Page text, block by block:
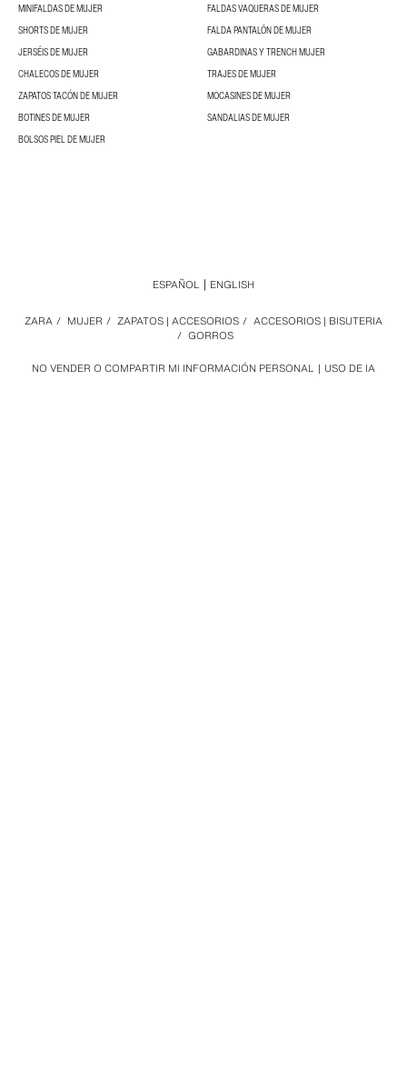
MINIFALDAS DE MUJER
FALDAS VAQUERAS DE MUJER
SHORTS DE MUJER
FALDA PANTALÓN DE MUJER
JERSÉIS DE MUJER
GABARDINAS Y TRENCH MUJER
CHALECOS DE MUJER
TRAJES DE MUJER
ZAPATOS TACÓN DE MUJER
MOCASINES DE MUJER
BOTINES DE MUJER
SANDALIAS DE MUJER
BOLSOS PIEL DE MUJER
NO VENDER O COMPARTIR MI INFORMACIÓN PERSONAL USO DE IA
ZARA / MUJER / ZAPATOS | ACCESORIOS / ACCESORIOS | BISUTERIA
/ GORROS
ESPAÑOL ENGLISH